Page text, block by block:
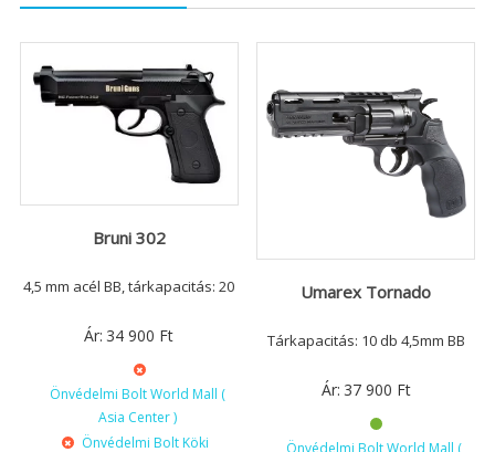
Bruni 302
4,5 mm acél BB, tárkapacitás: 20
Ár: 34 900 Ft
Önvédelmi Bolt World Mall (
Asia Center )
Önvédelmi Bolt Köki
Umarex Tornado
Tárkapacitás: 10 db 4,5mm BB
Ár: 37 900 Ft